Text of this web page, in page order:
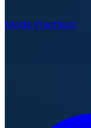
Mode Premium